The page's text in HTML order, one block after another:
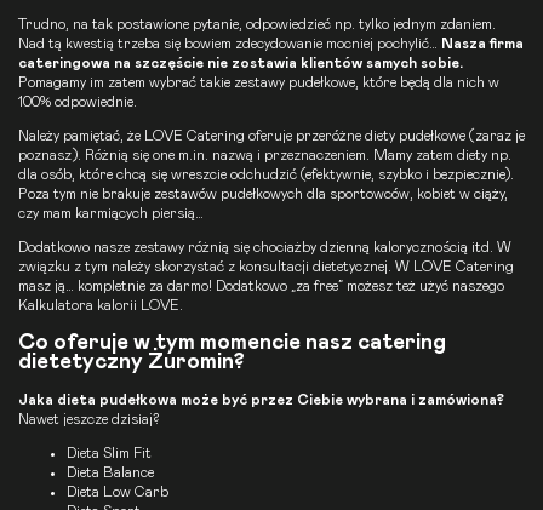
Trudno, na tak postawione pytanie, odpowiedzieć np. tylko jednym zdaniem.
Nad tą kwestią trzeba się bowiem zdecydowanie mocniej pochylić…
Nasza firma
cateringowa na szczęście nie zostawia klientów samych sobie.
Pomagamy im zatem wybrać takie zestawy pudełkowe, które będą dla nich w
100% odpowiednie.
Należy pamiętać, że LOVE Catering oferuje przeróżne diety pudełkowe (zaraz je
poznasz). Różnią się one m.in. nazwą i przeznaczeniem. Mamy zatem diety np.
dla osób, które chcą się wreszcie odchudzić (efektywnie, szybko i bezpiecznie).
Poza tym nie brakuje zestawów pudełkowych dla sportowców, kobiet w ciąży,
czy mam karmiących piersią…
Dodatkowo nasze zestawy różnią się chociażby dzienną kalorycznością itd. W
związku z tym należy skorzystać z konsultacji dietetycznej. W LOVE Catering
masz ją… kompletnie za darmo! Dodatkowo „za free” możesz też użyć naszego
Kalkulatora kalorii LOVE.
Co oferuje w tym momencie nasz catering
dietetyczny Żuromin?
Jaka dieta pudełkowa może być przez Ciebie wybrana i zamówiona?
Nawet jeszcze dzisiaj?
Dieta Slim Fit
Dieta Balance
Dieta Low Carb